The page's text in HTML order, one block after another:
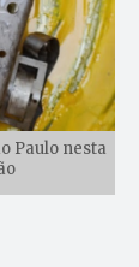
Paulo nesta